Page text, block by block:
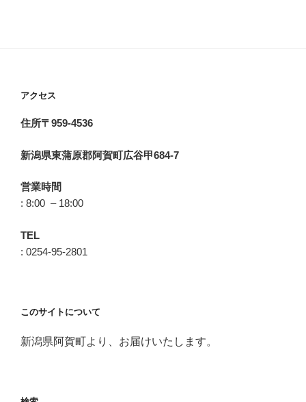
アクセス
住所〒959-4536
新潟県東蒲原郡阿賀町広谷甲684-7
営業時間
: 8:00 – 18:00
TEL
: 0254-95-2801
このサイトについて
新潟県阿賀町より、お届けいたします。